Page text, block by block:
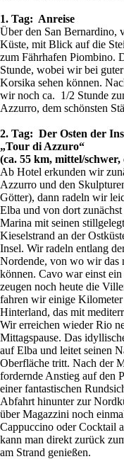
1. Tag: Anreise
Über den San Bernardino,
Küste, mit Blick auf die
zum Fährhafen Piombino.
Stunde, wobei wir bei
Korsika sehen können.
wir noch ca. 1/2 Stunde
Azzurro, dem schönsten
2. Tag: Der Osten der
„Tour di Azzuro“
(ca. 55 km, mittel/
Ab Hotel erkunden wir
Azzurro und den
Götter), dann radeln wir
Elba und von dort
Marina mit seinen
Kieselstrand an der
Insel. Wir radeln entlang
Nordende, von wo wir das
können. Cavo war einst
zeugen noch heute die
fahren wir einige
Hinterland, das mit
Wir erreichen wieder Rio
Mittagspause. Das
auf Elba und leitet seinen
Oberfläche tritt. Nach der
fordernde Anstieg auf den
einer fantastischen
Abfahrt hinunter zur
über Magazzini noch
Cappuccino oder Cocktail
kann man direkt zurück
am Strand genießen.